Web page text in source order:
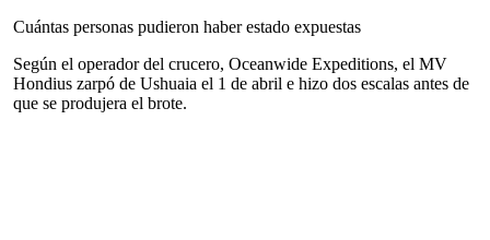
Cuántas personas pudieron haber estado expuestas
Según el operador del crucero, Oceanwide Expeditions, el MV
Hondius zarpó de Ushuaia el 1 de abril e hizo dos escalas antes de
que se produjera el brote.